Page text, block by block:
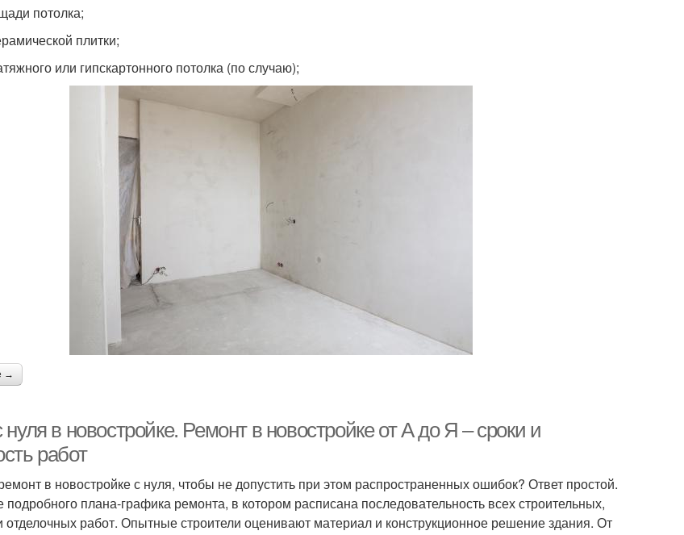
потолка;
плитки;
или гипскартонного потолка (по случаю);
→
в новостройке. Ремонт в новостройке от А до Я – сроки и
работ
в новостройке с нуля, чтобы не допустить при этом распространенных ошибок? Ответ простой.
плана-графика ремонта, в котором расписана последовательность всех строительных,
работ. Опытные строители оценивают материал и конструкционное решение здания. От